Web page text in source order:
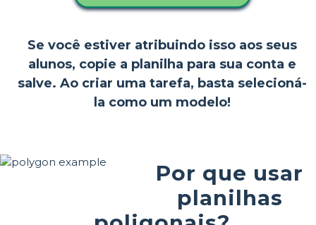
Se você estiver atribuindo isso aos seus
alunos, copie a planilha para sua conta e
salve. Ao criar uma tarefa, basta selecioná-
la como um modelo!
Por que usar
planilhas